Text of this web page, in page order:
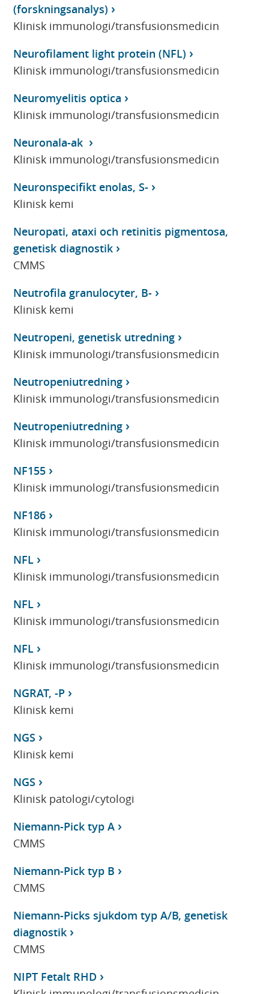
(forskningsanalys)
Klinisk immunologi/transfusionsmedicin
Neurofilament light protein (NFL)
Klinisk immunologi/transfusionsmedicin
Neuromyelitis optica
Klinisk immunologi/transfusionsmedicin
Neuronala-ak
Klinisk immunologi/transfusionsmedicin
Neuronspecifikt enolas, S-
Klinisk kemi
Neuropati, ataxi och retinitis pigmentosa,
genetisk diagnostik
CMMS
Neutrofila granulocyter, B-
Klinisk kemi
Neutropeni, genetisk utredning
Klinisk immunologi/transfusionsmedicin
Neutropeniutredning
Klinisk immunologi/transfusionsmedicin
Neutropeniutredning
Klinisk immunologi/transfusionsmedicin
NF155
Klinisk immunologi/transfusionsmedicin
NF186
Klinisk immunologi/transfusionsmedicin
NFL
Klinisk immunologi/transfusionsmedicin
NFL
Klinisk immunologi/transfusionsmedicin
NFL
Klinisk immunologi/transfusionsmedicin
NGRAT, -P
Klinisk kemi
NGS
Klinisk kemi
NGS
Klinisk patologi/cytologi
Niemann-Pick typ A
CMMS
Niemann-Pick typ B
CMMS
Niemann-Picks sjukdom typ A/B, genetisk
diagnostik
CMMS
NIPT Fetalt RHD